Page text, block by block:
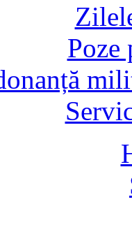
Poze